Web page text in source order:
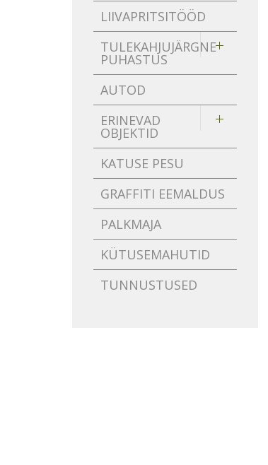
LIIVAPRITSITÖÖD
TULEKAHJUJÄRGNE
PUHASTUS
AUTOD
ERINEVAD
OBJEKTID
KATUSE PESU
GRAFFITI EEMALDUS
PALKMAJA
KÜTUSEMAHUTID
TUNNUSTUSED